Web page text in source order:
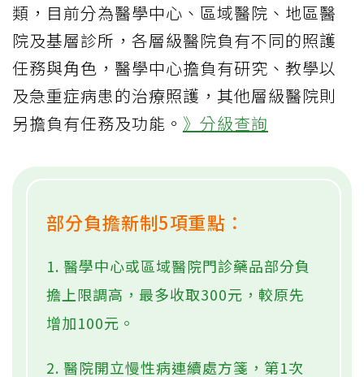
類，目前分為醫學中心、區域醫院、地區醫
院及基層診所，各層級醫院負有不同的照護
任務與角色，醫學中心擔負有研究、教學以
及急重症病患的治療照護，其他層級醫院則
另擔負有任務及功能。 》分級查詢
部分負擔新制5項重點：
1. 醫學中心或區域醫院門診藥品部分負
擔上限調高，最多收取300元，較原先
增加100元。
2. 醫院開立慢性病連續處方箋，第1次